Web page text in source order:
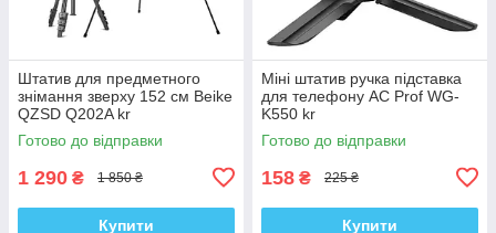
Штатив для предметного
знімання зверху 152 см Beike
QZSD Q202A kr
Готово до відправки
1 290 ₴ 1 850 ₴
Купити
Міні штатив ручка підставка
для телефону AC Prof WG-
K550 kr
Готово до відправки
158 ₴ 225 ₴
Купити